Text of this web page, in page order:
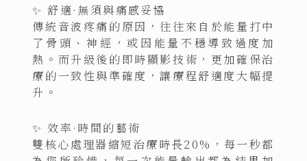
✨ 舒適·無須與痛感妥協
傳統音波疼痛的原因，往往來自於能量打中
了骨頭、神經，或因能量不穩導致過度加
熱。而升級後的即時顯影技術，更加確保治
療的一致性與準確度，讓療程舒適度大幅提
升。
✨ 效率·時間的藝術
雙核心處理器縮短治療時長20%，每一秒都